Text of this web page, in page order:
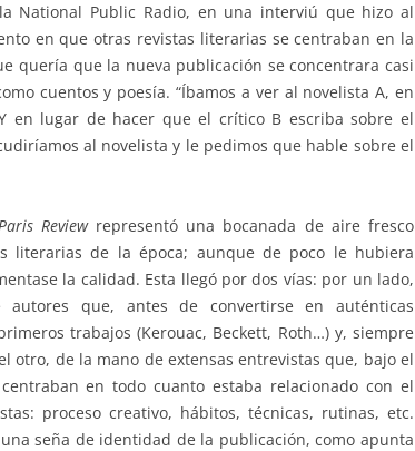
National Public Radio, en una interviú que hizo al
en que otras revistas literarias se centraban en la
quería que la nueva publicación se concentrara casi
cuentos y poesía. “Íbamos a ver al novelista A, en
en lugar de hacer que el crítico B escriba sobre el
al novelista y le pedimos que hable sobre el
Reviewrepresentó una bocanada de aire fresco
literarias de la época; aunque de poco le hubiera
la calidad. Esta llegó por dos vías: por un lado,
que, antes de convertirse en auténticas
trabajos (Kerouac, Beckett, Roth…) y, siempre
otro, de la mano de extensas entrevistas que, bajo el
en todo cuanto estaba relacionado con el
proceso creativo, hábitos, técnicas, rutinas, etc.
seña de identidad de la publicación, como apunta